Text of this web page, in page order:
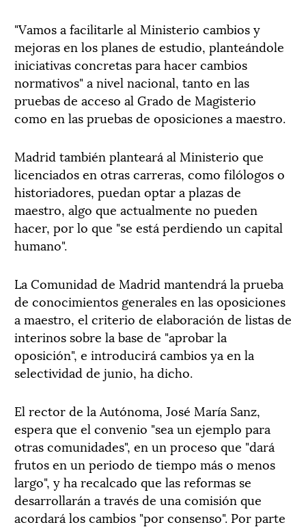
"Vamos a facilitarle al Ministerio cambios y
mejoras en los planes de estudio, planteándole
iniciativas concretas para hacer cambios
normativos" a nivel nacional, tanto en las
pruebas de acceso al Grado de Magisterio
como en las pruebas de oposiciones a maestro.
Madrid también planteará al Ministerio que
licenciados en otras carreras, como filólogos o
historiadores, puedan optar a plazas de
maestro, algo que actualmente no pueden
hacer, por lo que "se está perdiendo un capital
humano".
La Comunidad de Madrid mantendrá la prueba
de conocimientos generales en las oposiciones
a maestro, el criterio de elaboración de listas de
interinos sobre la base de "aprobar la
oposición", e introducirá cambios ya en la
selectividad de junio, ha dicho.
El rector de la Autónoma, José María Sanz,
espera que el convenio "sea un ejemplo para
otras comunidades", en un proceso que "dará
frutos en un periodo de tiempo más o menos
largo", y ha recalcado que las reformas se
desarrollarán a través de una comisión que
acordará los cambios "por consenso". Por parte